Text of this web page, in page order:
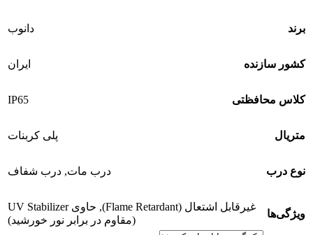
برند دانوب
کشور سازنده ایران
کلاس محافظتی IP65
متریال پلی کربنات
نوع درب درب مات, درب شفاف
ویژگی‌ها
غیرقابل اشتعال (Flame Retardant) ,
حاوی UV Stabilizer
(مقاوم در برابر نور خورشید)